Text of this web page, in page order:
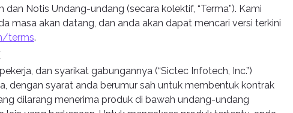
Notis Undang-undang (secara kolektif, “Terma”). Kami
masa akan datang, dan anda akan dapat mencari versi terkini
terms.
dan syarikat gabungannya (“Sictec Infotech, Inc.”)
dengan syarat anda berumur sah untuk membentuk kontrak
dilarang menerima produk di bawah undang-undang